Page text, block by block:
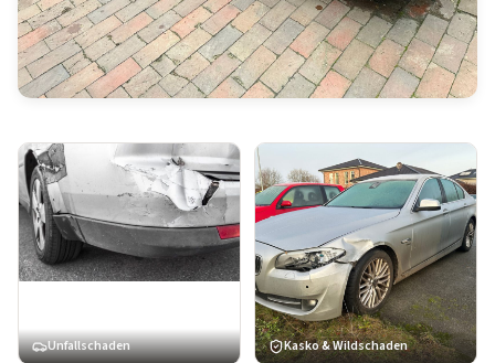
Unfallschaden Kasko & Wildschaden